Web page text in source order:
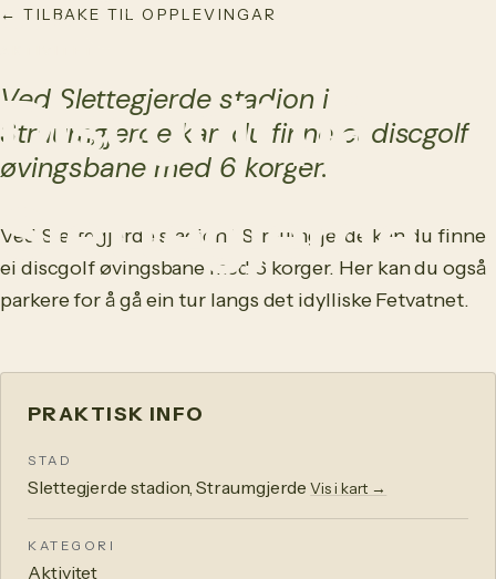
NO / EN
← TILBAKE TIL OPPLEVINGAR
Discgolf på
Slettegjerde
Ved Slettegjerde stadion i
Straumgjerde kan du finne ei discgolf
øvingsbane med 6 korger.
Ved Slettegjerde stadion i Straumgjerde kan du finne
ei discgolf øvingsbane med 6 korger. Her kan du også
parkere for å gå ein tur langs det idylliske Fetvatnet.
PRAKTISK INFO
STAD
Slettegjerde stadion, Straumgjerde Vis i kart →
KATEGORI
Aktivitet